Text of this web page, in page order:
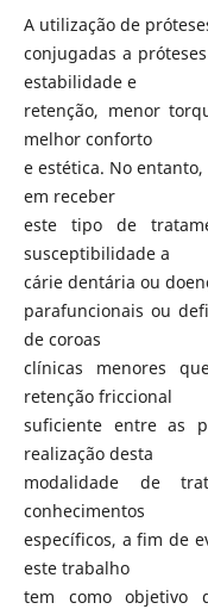
A utilização de
conjugadas a
estabilidade e
retenção, menor
melhor conforto
e estética. No
em receber
este tipo de
susceptibilidade a
cárie dentária ou
parafuncionais ou
de coroas
clínicas menores
retenção friccional
suficiente entre as
realização desta
modalidade de
conhecimentos
específicos, a fim de
este trabalho
tem como objetivo